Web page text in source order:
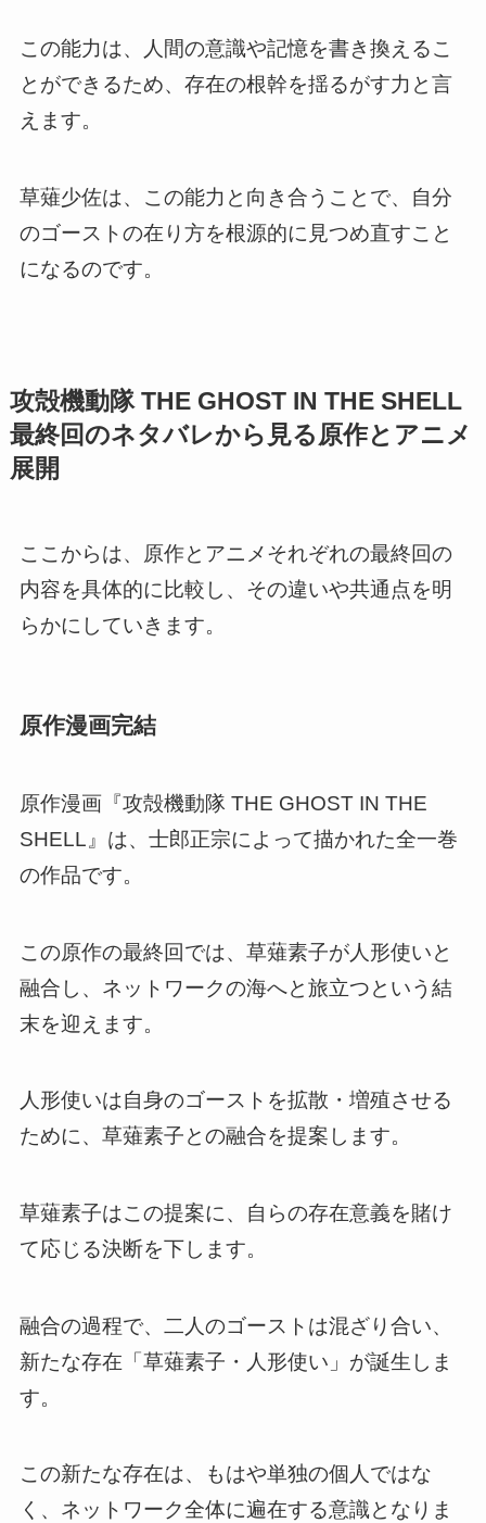
この能力は、人間の意識や記憶を書き換えるこ
とができるため、存在の根幹を揺るがす力と言
えます。
草薙少佐は、この能力と向き合うことで、自分
のゴーストの在り方を根源的に見つめ直すこと
になるのです。
攻殻機動隊 THE GHOST IN THE SHELL
最終回のネタバレから見る原作とアニメ
展開
ここからは、原作とアニメそれぞれの最終回の
内容を具体的に比較し、その違いや共通点を明
らかにしていきます。
原作漫画完結
原作漫画『攻殻機動隊 THE GHOST IN THE
SHELL』は、士郎正宗によって描かれた全一巻
の作品です。
この原作の最終回では、草薙素子が人形使いと
融合し、ネットワークの海へと旅立つという結
末を迎えます。
人形使いは自身のゴーストを拡散・増殖させる
ために、草薙素子との融合を提案します。
草薙素子はこの提案に、自らの存在意義を賭け
て応じる決断を下します。
融合の過程で、二人のゴーストは混ざり合い、
新たな存在「草薙素子・人形使い」が誕生しま
す。
この新たな存在は、もはや単独の個人ではな
く、ネットワーク全体に遍在する意識となりま